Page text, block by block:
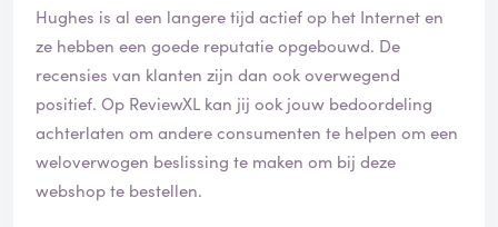
Hughes is al een langere tijd actief op het Internet en
ze hebben een goede reputatie opgebouwd. De
recensies van klanten zijn dan ook overwegend
positief. Op ReviewXL kan jij ook jouw bedoordeling
achterlaten om andere consumenten te helpen om een
weloverwogen beslissing te maken om bij deze
webshop te bestellen.